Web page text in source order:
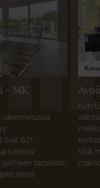
– MK
rakennetussa
ovat 621-
kodissa
tarpeisiin.
eteni!
Kun
siitä,